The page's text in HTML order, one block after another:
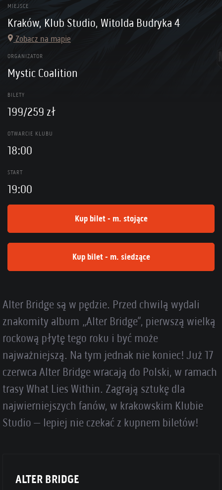
MIEJSCE
Kraków, Klub Studio, Witolda Budryka 4
Zobacz na mapie
ORGANIZATOR
Mystic Coalition
BILETY
199/259 zł
OTWARCIE KLUBU
18:00
START
19:00
Kup bilet - m. stojące
Kup bilet - m. siedzące
Alter Bridge są w pędzie. Przed chwilą wydali
znakomity album „Alter Bridge”, pierwszą wielką
rockową płytę tego roku i być może
najważniejszą. Na tym jednak nie koniec! Już 17
czerwca Alter Bridge wracają do Polski, w ramach
trasy What Lies Within. Zagrają sztukę dla
najwierniejszych fanów, w krakowskim Klubie
Studio – lepiej nie czekać z kupnem biletów!
ALTER BRIDGE